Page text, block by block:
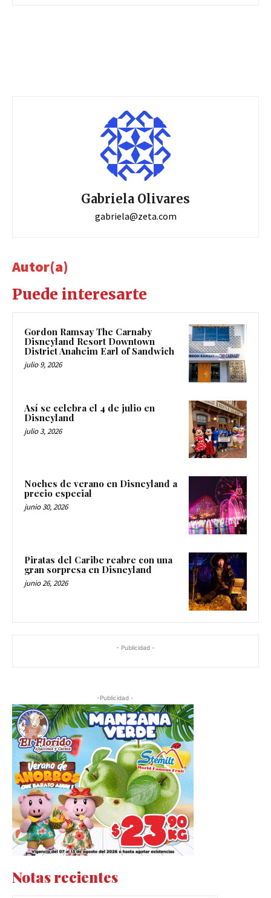
Gabriela Olivares
gabriela@zeta.com
Autor(a)
Puede interesarte
Gordon Ramsay The Carnaby
Disneyland Resort Downtown
District Anaheim Earl of Sandwich
julio 9, 2026
Así se celebra el 4 de julio en
Disneyland
julio 3, 2026
Noches de verano en Disneyland a
precio especial
junio 30, 2026
Piratas del Caribe reabre con una
gran sorpresa en Disneyland
junio 26, 2026
- Publicidad -
-Publicidad -
Notas recientes